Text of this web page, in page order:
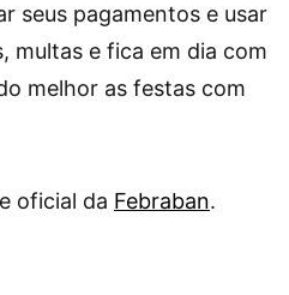
seus pagamentos e usar
multas e fica em dia com
melhor as festas com
oficial da Febraban.